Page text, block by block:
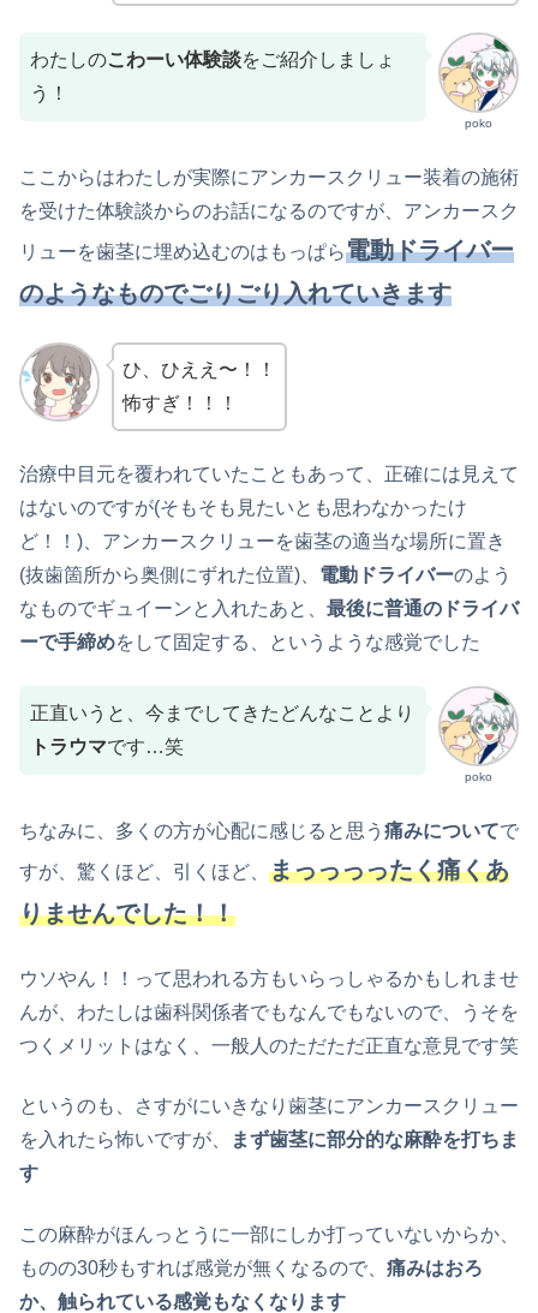
poko
わたしのこわーい体験談をご紹介しましょ
う！
ここからはわたしが実際にアンカースクリュー装着の施術
を受けた体験談からのお話になるのですが、アンカースク
リューを歯茎に埋め込むのはもっぱら電動ドライバー
のようなものでごりごり入れていきます
ひ、ひええ〜！！
怖すぎ！！！
治療中目元を覆われていたこともあって、正確には見えて
はないのですが(そもそも見たいとも思わなかったけ
ど！！)、アンカースクリューを歯茎の適当な場所に置き
(抜歯箇所から奥側にずれた位置)、 電動ドライバーのよう
なものでギュイーンと入れたあと、 最後に普通のドライバ
ーで手締めをして固定する、というような感覚でした
poko
正直いうと、今までしてきたどんなことより
トラウマです…笑
ちなみに、多くの方が心配に感じると思う 痛みについてで
すが、驚くほど、引くほど、 まっっっったく痛くあ
りませんでした！！
ウソやん！！って思われる方もいらっしゃるかもしれませ
んが、わたしは歯科関係者でもなんでもないので、うそを
つくメリットはなく、一般人のただただ正直な意見です笑
というのも、さすがにいきなり歯茎にアンカースクリュー
を入れたら怖いですが、
まず歯茎に部分的な麻酔を打ちま
す
この麻酔がほんっとうに一部にしか打っていないからか、
ものの30秒もすれば感覚が無くなるので、 痛みはおろ
か、触られている感覚もなくなります